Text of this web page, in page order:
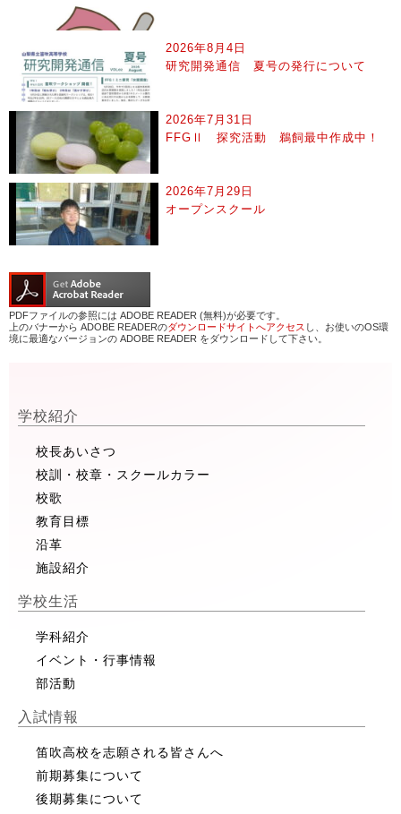
2026年8月4日
研究開発通信 夏号の発行について
2026年7月31日
FFGⅡ 探究活動 鵜飼最中作成中！
2026年7月29日
オープンスクール
PDFファイルの参照には ADOBE READER (無料)が必要です。
上のバナーから ADOBE READERのダウンロードサイトへアクセス し、お使いのOS環
境に最適なバージョンの ADOBE READER をダウンロードして下さい。
学校紹介
校長あいさつ
校訓・校章・スクールカラー
校歌
教育目標
沿革
施設紹介
学校生活
学科紹介
イベント・行事情報
部活動
入試情報
笛吹高校を志願される皆さんへ
前期募集について
後期募集について